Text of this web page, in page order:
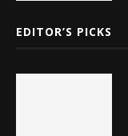
EDITOR’S PICKS